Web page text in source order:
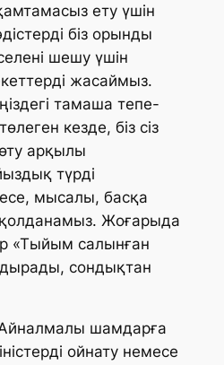
ету үшін
біз орынды
шешу үшін
жасаймыз.
тамаша тепе-
кезде, біз сіз
арқылы
түрді
мысалы, басқа
қолданамыз. Жоғарыда
«Тыйым салынған
сондықтан
Айналмалы шамдарға
ойнату немесе